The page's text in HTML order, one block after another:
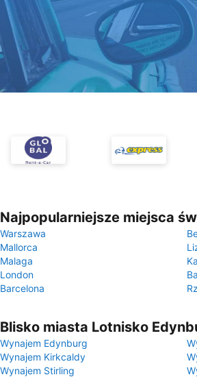
Najpopularniejsze miejsca
Warszawa
Mallorca
Malaga
London
Barcelona
Blisko miasta Lotnisko
Wynajem Edynburg
Wynajem Kirkcaldy
Wynajem Stirling